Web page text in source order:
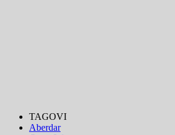
TAGOVI
Aberdar